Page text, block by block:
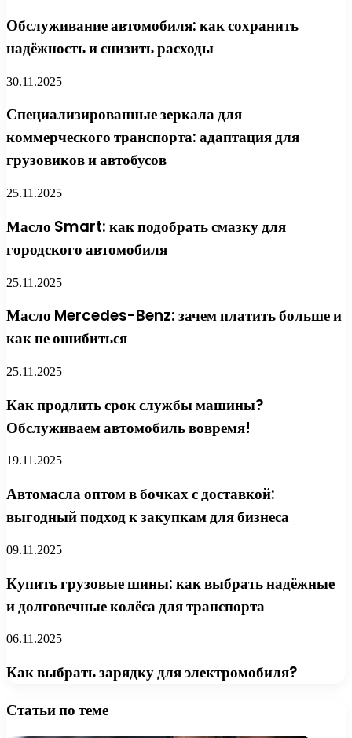
Обслуживание автомобиля: как сохранить
надёжность и снизить расходы
30.11.2025
Специализированные зеркала для
коммерческого транспорта: адаптация для
грузовиков и автобусов
25.11.2025
Масло Smart: как подобрать смазку для
городского автомобиля
25.11.2025
Масло Mercedes-Benz: зачем платить больше и
как не ошибиться
25.11.2025
Как продлить срок службы машины?
Обслуживаем автомобиль вовремя!
19.11.2025
Автомасла оптом в бочках с доставкой:
выгодный подход к закупкам для бизнеса
09.11.2025
Купить грузовые шины: как выбрать надёжные
и долговечные колёса для транспорта
06.11.2025
Как выбрать зарядку для электромобиля?
Статьи по теме